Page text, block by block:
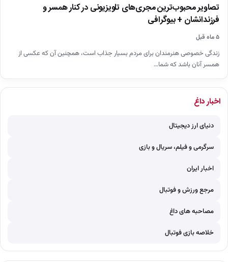
تصاویر محبوب‌ترین مجری‌های تلویزیونی در کنار همسر و
فرزندانشان + بیوگرافی
۵ ماه قبل
زندگی خصوصی هنرمندان برای مردم بسیار جذاب است، همچنین آن که عکسی از
همسر آنان باشد که شما…
اخبار داغ
دنیای ارز دیجیتال
سرگرمی و فیلم، سریال و بازی
اخبار ایران
مرجع ورزش و فوتبال
مصاحبه های داغ
خلاصه بازی فوتبال